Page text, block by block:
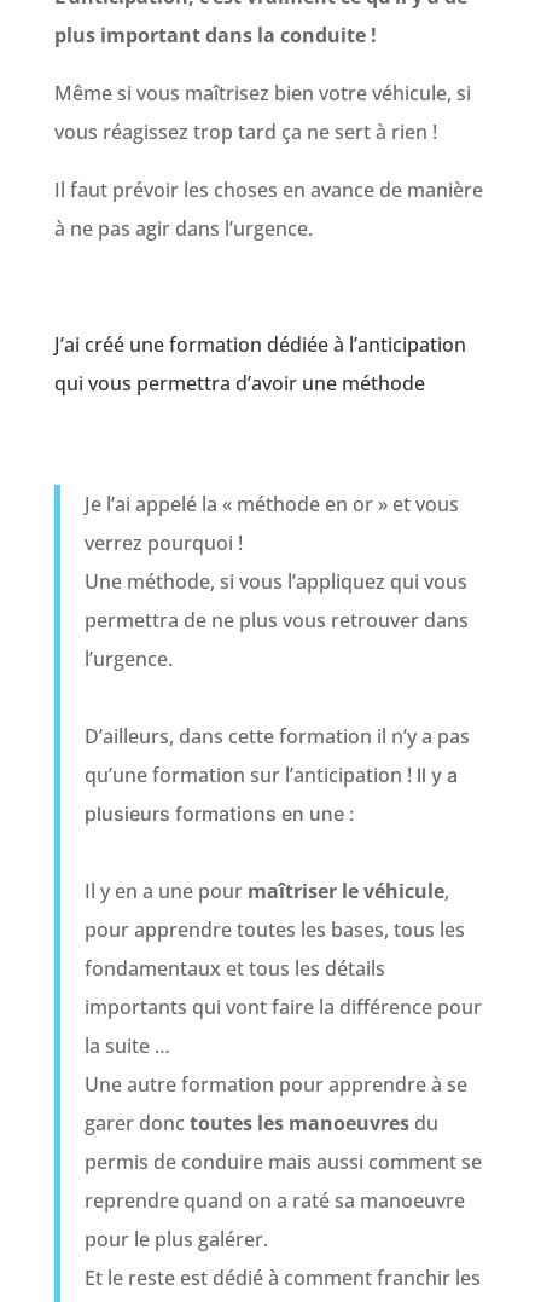
plus important dans la conduite !
Même si vous maîtrisez bien votre véhicule, si
vous réagissez trop tard ça ne sert à rien !
Il faut prévoir les choses en avance de manière
à ne pas agir dans l’urgence.
J’ai créé une formation dédiée à l’anticipation
qui vous permettra d’avoir une méthode
Je l’ai appelé la « méthode en or » et vous
verrez pourquoi !
Une méthode, si vous l’appliquez qui vous
permettra de ne plus vous retrouver dans
l’urgence.
D’ailleurs, dans cette formation il n’y a pas
qu’une formation sur l’anticipation ! Il y a
plusieurs formations en une :
Il y en a une pour maîtriser le véhicule,
pour apprendre toutes les bases, tous les
fondamentaux et tous les détails
importants qui vont faire la différence pour
la suite …
Une autre formation pour apprendre à se
garer donc toutes les manoeuvresdu
permis de conduire mais aussi comment se
reprendre quand on a raté sa manoeuvre
pour le plus galérer.
Et le reste est dédié à comment franchir les